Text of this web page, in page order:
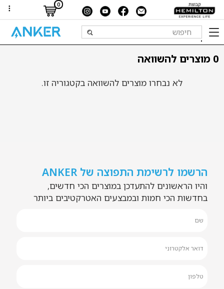
0
0 מוצרים להשוואה
לא נבחרו מוצרים להשוואה בקטגוריה זו.
הרשמו לרשימת התפוצה של ANKER
והיו הראשונים להתעדכן במוצרים הכי חדשים,
בחדשות הכי חמות ובמבצעים האטרקטיבים ביותר